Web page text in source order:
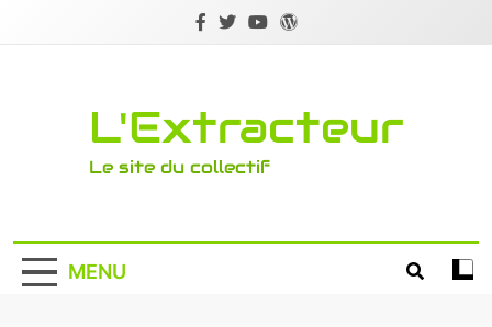
L'Extracteur
Le site du collectif
MENU